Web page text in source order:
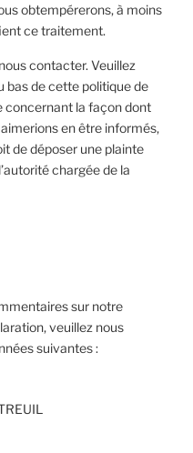
obtempérerons, à moins
ce traitement.
contacter. Veuillez
bas de cette politique de
concernant la façon dont
en être informés,
de déposer une plainte
chargée de la
sur notre
veuillez nous
suivantes :